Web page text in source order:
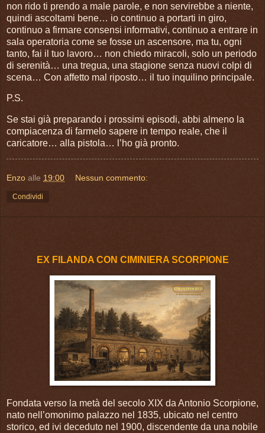
non rido ti prendo a male parole, e non servirebbe a niente,
quindi ascoltami bene… io continuo a portarti in giro,
continuo a firmare consensi informativi, continuo a entrare in
sala operatoria come se fosse un ascensore, ma tu, ogni
tanto, fai il tuo lavoro… non chiedo miracoli, solo un periodo
di serenità… una tregua, una stagione senza nuovi colpi di
scena… Con affetto mal riposto… il tuo inquilino principale.
P.S.
Se stai già preparando i prossimi episodi, abbi almeno la
compiacenza di farmelo sapere in tempo reale, che il
caricatore… alla pistola… l’ho già pronto.
Enzo alle 19:00 Nessun commento:
Condividi
EX FILANDA CON CIMINIERA SCORPIONE
Fondata verso la metà del secolo XIX da Antonio Scorpione,
nato nell’omonimo palazzo nel 1835, ubicato nel centro
storico, ed ivi deceduto nel 1900, discendente da una nobile